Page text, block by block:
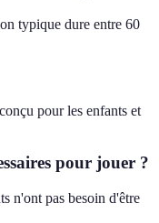
typique dure entre 60
pour les enfants et
pour jouer ?
n'ont pas besoin d'être